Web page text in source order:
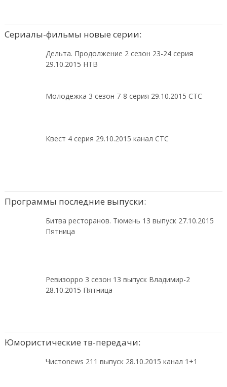
Сериалы-фильмы новые серии:
Дельта. Продолжение 2 сезон 23-24 серия
29.10.2015 НТВ
Молодежка 3 сезон 7-8 серия 29.10.2015 СТС
Квест 4 серия 29.10.2015 канал СТС
Программы последние выпуски:
Битва ресторанов. Тюмень 13 выпуск 27.10.2015
Пятница
Ревизорро 3 сезон 13 выпуск Владимир-2
28.10.2015 Пятница
Юмористические тв-передачи:
Чистоnews 211 выпуск 28.10.2015 канал 1+1